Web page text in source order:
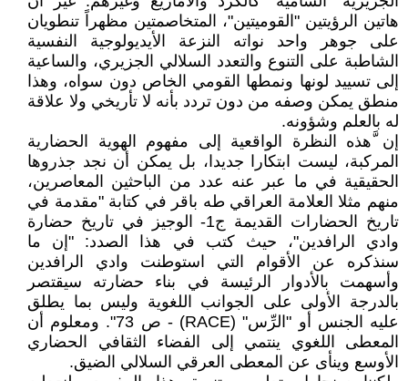
هاتين الرؤيتين "القوميتين"، المتخاصمتين مظهراً تنطويان
على جوهر واحد نواته النزعة الأيديولوجية النفسية
الشاطبة على التنوع والتعدد السلالي الجزيري، والساعية
إلى تسييد لونها ونمطها القومي الخاص دون سواه، وهذا
منطق يمكن وصفه من دون تردد بأنه لا تأريخي ولا علاقة
له بالعلم وشؤونه.
إن َّهذه النظرة الواقعية إلى مفهوم الهوية الحضارية
المركبة، ليست ابتكارا جديدا، بل يمكن أن نجد جذروها
الحقيقية في ما عبر عنه عدد من الباحثين المعاصرين،
منهم مثلا العلامة العراقي طه باقر في كتابة "مقدمة في
تاريخ الحضارات القديمة ج1- الوجيز في تاريخ حضارة
وادي الرافدين"، حيث كتب في هذا الصدد: "إن ما
سنذكره عن الأقوام التي استوطنت وادي الرافدين
وأسهمت بالأدوار الرئيسة في بناء حضارته سيقتصر
بالدرجة الأولى على الجوانب اللغوية وليس بما يطلق
عليه الجنس أو "الرِّس" (RACE) - ص 73". ومعلوم أن
المعطى اللغوي ينتمي إلى الفضاء الثقافي الحضاري
الأوسع وينأى عن المعطى العرقي السلالي الضيق.